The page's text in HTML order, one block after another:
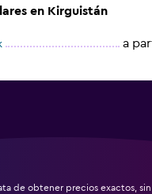
en Kirguistán
a
de obtener precios exactos, sin